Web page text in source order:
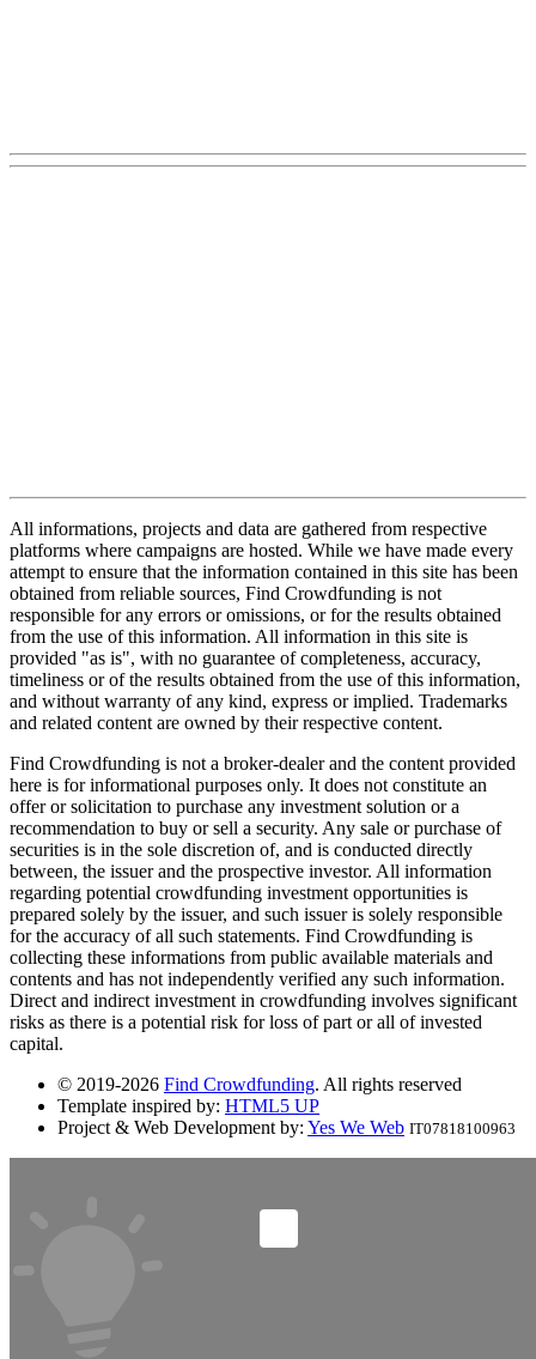
All informations, projects and data are gathered from respective
platforms where campaigns are hosted. While we have made every
attempt to ensure that the information contained in this site has been
obtained from reliable sources, Find Crowdfunding is not
responsible for any errors or omissions, or for the results obtained
from the use of this information. All information in this site is
provided "as is", with no guarantee of completeness, accuracy,
timeliness or of the results obtained from the use of this information,
and without warranty of any kind, express or implied. Trademarks
and related content are owned by their respective content.
Find Crowdfunding is not a broker-dealer and the content provided
here is for informational purposes only. It does not constitute an
offer or solicitation to purchase any investment solution or a
recommendation to buy or sell a security. Any sale or purchase of
securities is in the sole discretion of, and is conducted directly
between, the issuer and the prospective investor. All information
regarding potential crowdfunding investment opportunities is
prepared solely by the issuer, and such issuer is solely responsible
for the accuracy of all such statements. Find Crowdfunding is
collecting these informations from public available materials and
contents and has not independently verified any such information.
Direct and indirect investment in crowdfunding involves significant
risks as there is a potential risk for loss of part or all of invested
capital.
© 2019-2026 Find Crowdfunding. All rights reserved
Template inspired by: HTML5 UP
Project & Web Development by: Yes We Web IT07818100963